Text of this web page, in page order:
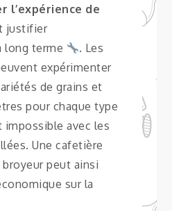
l’expérience de
justifier
long terme
. Les
expérimenter
de grains et
pour chaque type
impossible avec les
Une cafetière
peut ainsi
sur la